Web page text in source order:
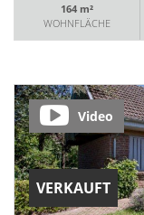
164 m²
WOHNFLÄCHE
VERKAUFT
Video